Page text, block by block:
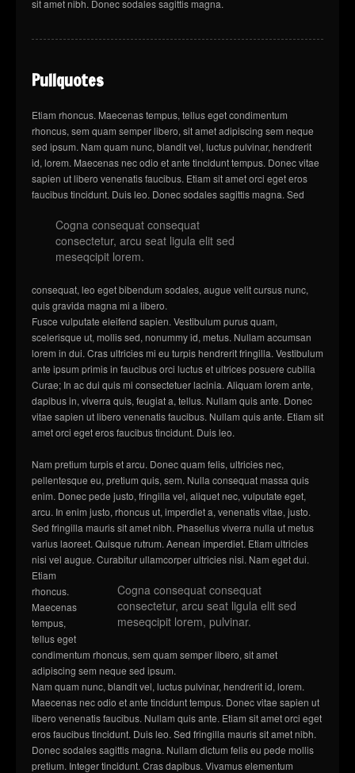
sit amet nibh. Donec sodales sagittis magna.
Pullquotes
Etiam rhoncus. Maecenas tempus, tellus eget condimentum
rhoncus, sem quam semper libero, sit amet adipiscing sem neque
sed ipsum. Nam quam nunc, blandit vel, luctus pulvinar, hendrerit
id, lorem. Maecenas nec odio et ante tincidunt tempus. Donec vitae
sapien ut libero venenatis faucibus. Etiam sit amet orci eget eros
faucibus tincidunt. Duis leo.
Cogna consequat consequat
consectetur, arcu seat ligula elit sed
meseqcipit lorem.
Donec sodales sagittis magna. Sed
consequat, leo eget bibendum sodales, augue velit cursus nunc,
quis gravida magna mi a libero.
Fusce vulputate eleifend sapien. Vestibulum purus quam,
scelerisque ut, mollis sed, nonummy id, metus. Nullam accumsan
lorem in dui. Cras ultricies mi eu turpis hendrerit fringilla. Vestibulum
ante ipsum primis in faucibus orci luctus et ultrices posuere cubilia
Curae; In ac dui quis mi consectetuer lacinia. Aliquam lorem ante,
dapibus in, viverra quis, feugiat a, tellus. Nullam quis ante. Donec
vitae sapien ut libero venenatis faucibus. Nullam quis ante. Etiam sit
amet orci eget eros faucibus tincidunt. Duis leo.
Nam pretium turpis et arcu. Donec quam felis, ultricies nec,
pellentesque eu, pretium quis, sem. Nulla consequat massa quis
enim. Donec pede justo, fringilla vel, aliquet nec, vulputate eget,
arcu. In enim justo, rhoncus ut, imperdiet a, venenatis vitae, justo.
Sed fringilla mauris sit amet nibh. Phasellus viverra nulla ut metus
varius laoreet. Quisque rutrum. Aenean imperdiet. Etiam ultricies
nisi vel augue. Curabitur ullamcorper ultricies nisi. Nam eget dui.
Cogna consequat consequat
consectetur, arcu seat ligula elit sed
meseqcipit lorem, pulvinar.
Etiam
rhoncus.
Maecenas
tempus,
tellus eget
condimentum rhoncus, sem quam semper libero, sit amet
adipiscing sem neque sed ipsum.
Nam quam nunc, blandit vel, luctus pulvinar, hendrerit id, lorem.
Maecenas nec odio et ante tincidunt tempus. Donec vitae sapien ut
libero venenatis faucibus. Nullam quis ante. Etiam sit amet orci eget
eros faucibus tincidunt. Duis leo. Sed fringilla mauris sit amet nibh.
Donec sodales sagittis magna. Nullam dictum felis eu pede mollis
pretium. Integer tincidunt. Cras dapibus. Vivamus elementum